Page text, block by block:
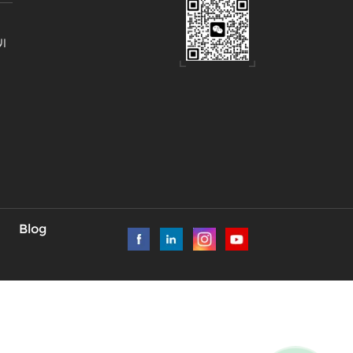
Blog